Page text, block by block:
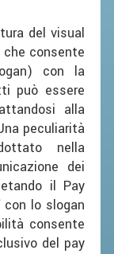
del visual
consente
con la
può essere
alla
peculiarità
nella
dei
il Pay
con lo slogan
consente
del pay
ON